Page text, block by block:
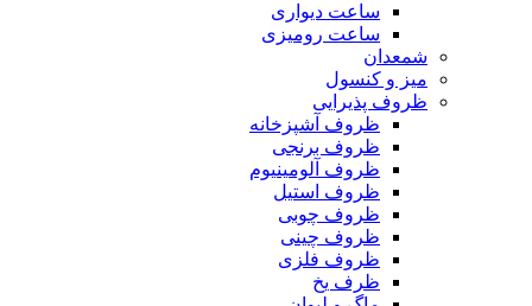
ساعت دیواری
ساعت رومیزی
شمعدان
میز و کنسول
ظروف پذیرایی
ظروف آشپزخانه
ظروف برنجی
ظروف آلومینیوم
ظروف استیل
ظروف چوبی
ظروف چینی
ظروف فلزی
ظرف یخ